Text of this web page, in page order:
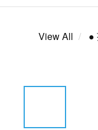
View All ●